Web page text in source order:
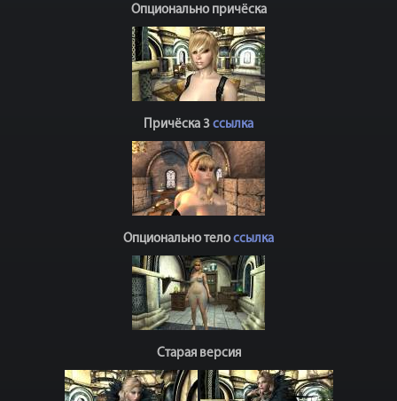
Опционально причёска
Причёска 3 ссылка
Опционально телоссылка
Старая версия